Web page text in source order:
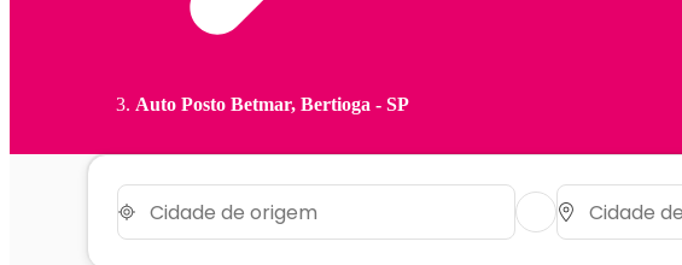
Auto Posto Betmar, Bertioga - SP